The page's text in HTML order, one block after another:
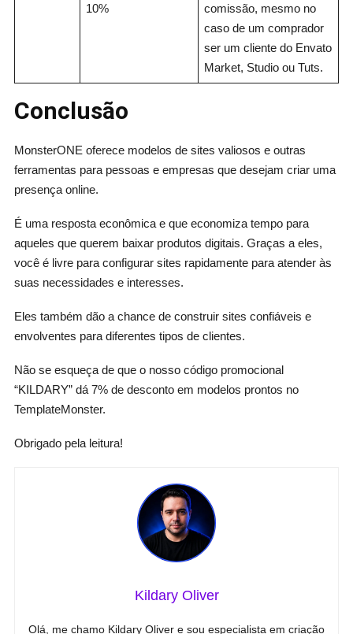
10%
comissão, mesmo no
caso de um comprador
ser um cliente do Envato
Market, Studio ou Tuts.
Conclusão
MonsterONE oferece modelos de sites valiosos e outras
ferramentas para pessoas e empresas que desejam criar uma
presença online.
É uma resposta econômica e que economiza tempo para
aqueles que querem baixar produtos digitais. Graças a eles,
você é livre para configurar sites rapidamente para atender às
suas necessidades e interesses.
Eles também dão a chance de construir sites confiáveis e
envolventes para diferentes tipos de clientes.
Não se esqueça de que o nosso código promocional
“KILDARY” dá 7% de desconto em modelos prontos no
TemplateMonster.
Obrigado pela leitura!
Kildary Oliver
Olá, me chamo Kildary Oliver e sou especialista em criação